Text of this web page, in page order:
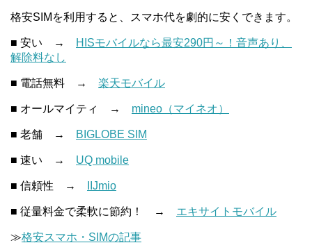
格安SIMを利用すると、スマホ代を劇的に安くできます。
■ 安い →
HISモバイルなら最安290円～！音声あり、
解除料なし
■ 電話無料 → 楽天モバイル
■ オールマイティ → mineo（マイネオ）
■ 老舗 → BIGLOBE SIM
■ 速い → UQ mobile
■ 信頼性 → IIJmio
■ 従量料金で柔軟に節約！ → エキサイトモバイル
≫格安スマホ・SIMの記事